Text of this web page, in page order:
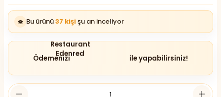
👁️ Bu ürünü37 kişişu an inceliyor
Ödemenizi ile yapabilirsiniz!